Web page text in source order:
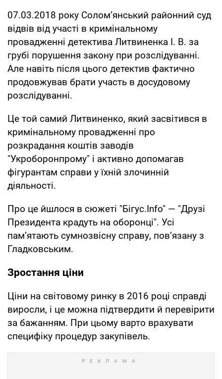
07.03.2018 року Солом’янський районний суд
відвів від участі в кримінальному
провадженні детектива Литвиненка І. В. за
грубі порушення закону при розслідуванні.
Але навіть після цього детектив фактично
продовжував брати участь в досудовому
розслідуванні.
Це той самий Литвиненко, який засвітився в
кримінальному провадженні про
розкрадання коштів заводів
"Укроборонпрому" і активно допомагав
фігурантам справи у їхній злочинній
діяльності.
Про це йшлося в сюжеті "Бігус.Info" — "Друзі
Президента крадуть на оборонці". Усі
пам’ятають сумнозвісну справу, пов’язану з
Гладковським.
Зростання ціни
Ціни на світовому ринку в 2016 році справді
виросли, і це можна підтвердити й перевірити
за бажанням. При цьому варто врахувати
специфіку процедур закупівель.